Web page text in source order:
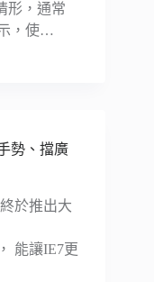
形，通常
，使…
勢、擋廣
於推出大
能讓IE7更